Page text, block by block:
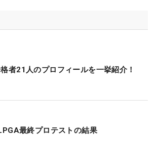
を経験。2歳の咲凛（えみり）ち
ら、プロテスト合格を目指してき
にさからうことなく、練習時間を
こまでたどり着いた。最近は娘を
るようになったため、平日は3時
つ時間が確保できているが、ラウ
合の時だけ」。土日は「（練習時
あります」というなか、ゴルフコ
幸宏（ゆきひろ）さんとともに、
者21人のプロフィールを一挙紹介！
最終プロテストの結果